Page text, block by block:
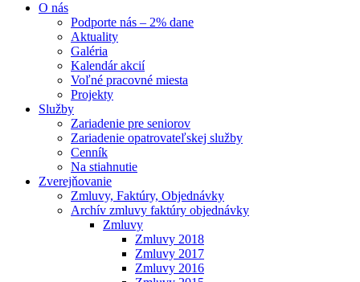
O nás
Podporte nás – 2% dane
Aktuality
Galéria
Kalendár akcií
Voľné pracovné miesta
Projekty
Služby
Zariadenie pre seniorov
Zariadenie opatrovateľskej služby
Cenník
Na stiahnutie
Zverejňovanie
Zmluvy, Faktúry, Objednávky
Archív zmluvy faktúry objednávky
Zmluvy
Zmluvy 2018
Zmluvy 2017
Zmluvy 2016